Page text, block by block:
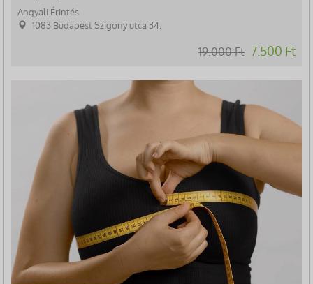
Angyali Érintés
1083 Budapest Szigony utca 34.
19.000 Ft 7.500 Ft